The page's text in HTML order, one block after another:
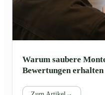
Warum saubere
Bewertungen erhalten